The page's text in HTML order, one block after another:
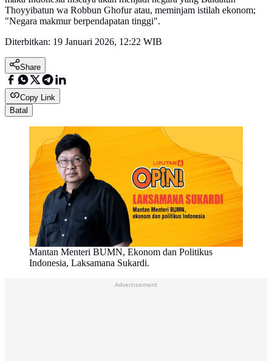
Thoyyibatun wa Robbun Ghofur atau, meminjam istilah ekonom;
"Negara makmur berpendapatan tinggi".
Diterbitkan: 19 Januari 2026, 12:22 WIB
Share
Copy Link
Batal
Mantan Menteri BUMN, Ekonom dan Politikus
Indonesia, Laksamana Sukardi.
Advertisement